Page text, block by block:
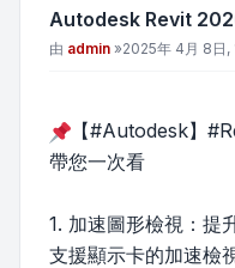
Autodesk Revit
文章
由 admin »2025年 4月 8日,
【#Autodesk】
帶您一次看
1. 加速圖形檢視：提
支援顯示卡的加速檢